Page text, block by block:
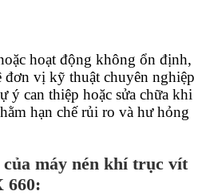
hoạt động không ổn định,
vị kỹ thuật chuyên nghiệp
ý can thiệp hoặc sửa chữa khi
hạn chế rủi ro và hư hỏng
máy nén khí trục vít
660: